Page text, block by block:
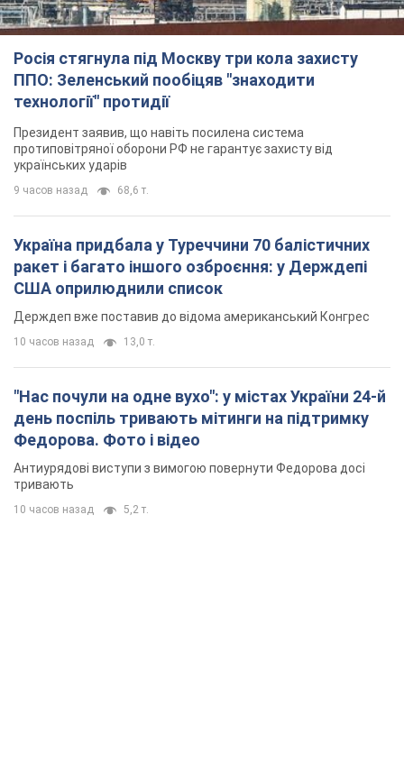
Україна придбала у Туреччини 70 балістичних
ракет і багато іншого озброєння: у Держдепі
США оприлюднили список
Держдеп вже поставив до відома американський Конгрес
10 часов назад 13,0 т.
"Нас почули на одне вухо": у містах України 24-й
день поспіль тривають мітинги на підтримку
Антиурядові виступи з вимогою повернути Федорова досі
тривають
10 часов назад 5,2 т.